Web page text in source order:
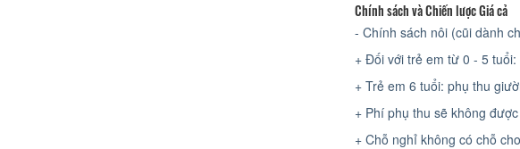
Chính sách và Chiến lược Giá cả
- Chính sách nôi (cũi dành
+ Đối với trẻ em từ 0 - 5
+ Trẻ em 6 tuổi: phụ thu
+ Phí phụ thu sẽ không
+ Chỗ nghỉ không có chỗ